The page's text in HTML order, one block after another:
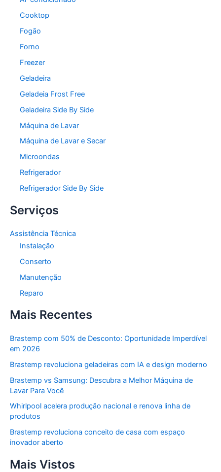
Cooktop
Fogão
Forno
Freezer
Geladeira
Geladeia Frost Free
Geladeira Side By Side
Máquina de Lavar
Máquina de Lavar e Secar
Microondas
Refrigerador
Refrigerador Side By Side
Serviços
Assistência Técnica
Instalação
Conserto
Manutenção
Reparo
Mais Recentes
Brastemp com 50% de Desconto: Oportunidade Imperdível
em 2026
Brastemp revoluciona geladeiras com IA e design moderno
Brastemp vs Samsung: Descubra a Melhor Máquina de
Lavar Para Você
Whirlpool acelera produção nacional e renova linha de
produtos
Brastemp revoluciona conceito de casa com espaço
inovador aberto
Mais Vistos